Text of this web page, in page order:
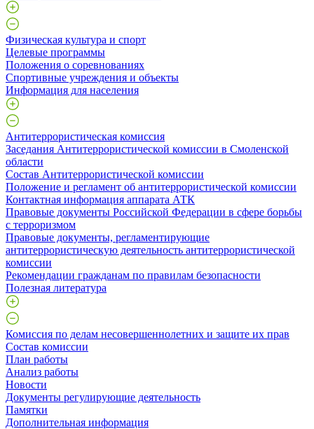
Физическая культура и спорт
Целевые программы
Положения о соревнованиях
Спортивные учреждения и объекты
Информация для населения
Антитеррористическая комиссия
Заседания Антитеррористической комиссии в Смоленской
области
Состав Антитеррористической комиссии
Положение и регламент об антитеррористической комиссии
Контактная информация аппарата АТК
Правовые документы Российской Федерации в сфере борьбы
с терроризмом
Правовые документы, регламентирующие
антитеррористическую деятельность антитеррористической
комиссии
Рекомендации гражданам по правилам безопасности
Полезная литература
Комиссия по делам несовершеннолетних и защите их прав
Состав комиссии
План работы
Анализ работы
Новости
Документы регулирующие деятельность
Памятки
Дополнительная информация